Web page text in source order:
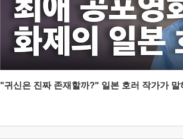
"귀신은 진짜 존재할까?" 일본 호러 작가가